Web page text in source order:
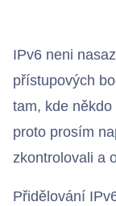
IPv6 neni
přístupových
tam, kde
proto prosím
zkontrolovali a
Přidělování